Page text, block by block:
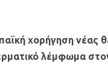
χορήγηση νέας
λέμφωμα